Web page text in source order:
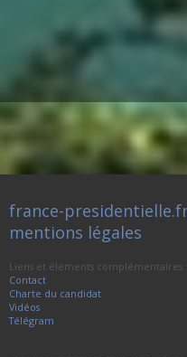
france-
mentions légales
Liens et éléments complémentaires :
Contact
Charte du candidat
Vidéos
Télégram